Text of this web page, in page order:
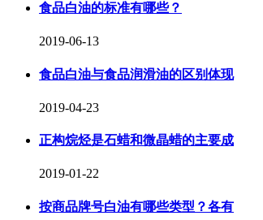
食品白油的标准有哪些？
2019-06-13
食品白油与食品润滑油的区别体现
2019-04-23
正构烷烃是石蜡和微晶蜡的主要成
2019-01-22
按商品牌号白油有哪些类型？各有